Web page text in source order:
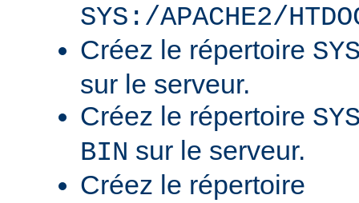
SYS:/APACHE2/
Créez le répertoire
sur le serveur.
Créez le répertoire
BIN sur le serveur.
Créez le répertoire